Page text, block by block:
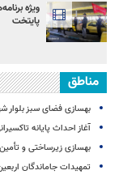
ویژه
پایتخت
مناطق
بهسازی فضای سبز بلوار
آغاز احداث پایانه
بهسازی زیرساختی و
تمهیدات جاماندگان اربعین در